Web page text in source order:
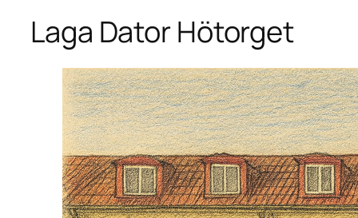
Laga Dator Hötorget